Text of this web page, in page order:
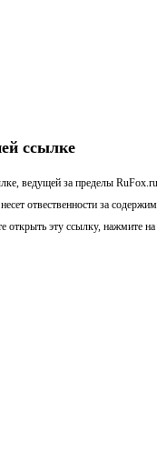
ссылке
ведущей за пределы
отвественности за
открыть эту ссылку, нажмите на